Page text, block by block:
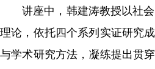
讲座中，韩建涛教授以社
理论，依托四个系列实证研究
与学术研究方法，凝练提出贯